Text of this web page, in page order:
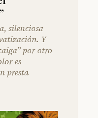
silenciosa
Y
por otro
es
presta